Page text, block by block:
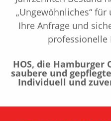
„Ungewöhnliches“
Ihre Anfrage und
professionelle
HOS, die Hamburger
saubere und
Individuell und